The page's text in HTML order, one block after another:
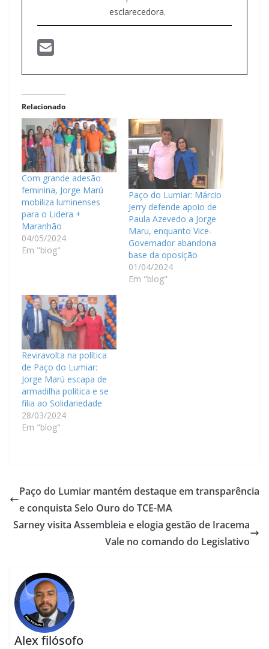
esclarecedora.
Relacionado
Com grande adesão
feminina, Jorge Marú
mobiliza luminenses
para o Lidera +
Maranhão
04/05/2024
Em "blog"
Paço do Lumiar: Márcio
Jerry defende apoio de
Paula Azevedo a Jorge
Maru, enquanto Vice-
Governador abandona
base da oposição
01/04/2024
Em "blog"
Reviravolta na política
de Paço do Lumiar:
Jorge Marú escapa de
armadilha política e se
filia ao Solidariedade
28/03/2024
Em "blog"
Paço do Lumiar mantém destaque em transparência
e conquista Selo Ouro do TCE-MA
Sarney visita Assembleia e elogia gestão de Iracema
Vale no comando do Legislativo
Alex filósofo